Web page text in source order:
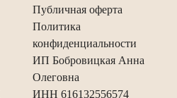
Публичная оферта
Политика
конфиденциальности
ИП Бобровицкая Анна
Олеговна
ИНН 616132556574